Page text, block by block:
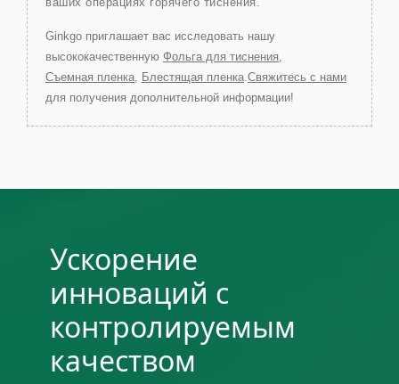
Ginkgo приглашает вас исследовать нашу
высококачественную Фольга для тиснения,
Съемная пленка, Блестящая пленка.Свяжитесь с нами
для получения дополнительной информации!
Ускорение
инноваций с
контролируемым
качеством